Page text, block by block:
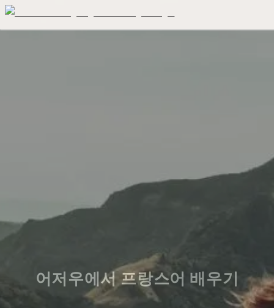
어저우에서 프랑스어 배우기